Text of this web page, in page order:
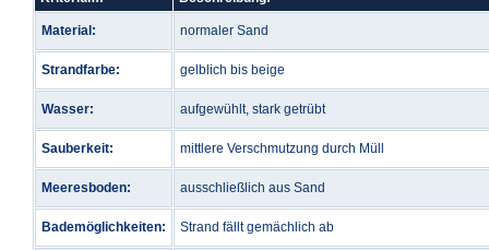
Material: normaler Sand
Strandfarbe: gelblich bis beige
Wasser: aufgewühlt, stark getrübt
Sauberkeit: mittlere Verschmutzung durch Müll
Meeresboden: ausschließlich aus Sand
Bademöglichkeiten: Strand fällt gemächlich ab